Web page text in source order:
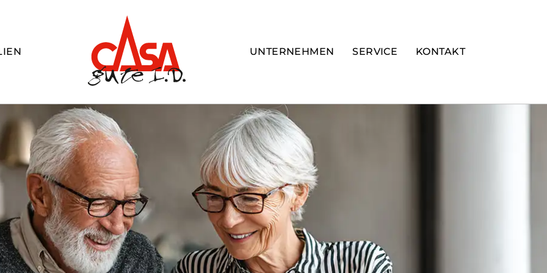
UNTERNEHMEN SERVICE KONTAKT